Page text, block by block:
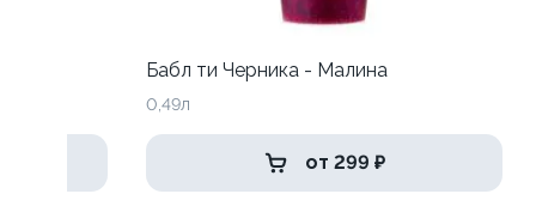
Бабл ти Черника - Малина
0,49л
от 299 ₽